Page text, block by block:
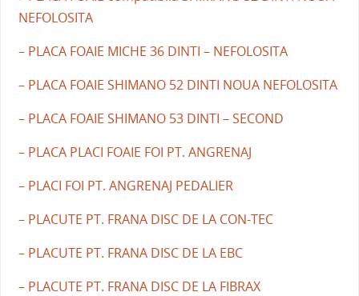
NEFOLOSITA
– PLACA FOAIE MICHE 36 DINTI – NEFOLOSITA
– PLACA FOAIE SHIMANO 52 DINTI NOUA NEFOLOSITA
– PLACA FOAIE SHIMANO 53 DINTI – SECOND
– PLACA PLACI FOAIE FOI PT. ANGRENAJ
– PLACI FOI PT. ANGRENAJ PEDALIER
– PLACUTE PT. FRANA DISC DE LA CON-TEC
– PLACUTE PT. FRANA DISC DE LA EBC
– PLACUTE PT. FRANA DISC DE LA FIBRAX